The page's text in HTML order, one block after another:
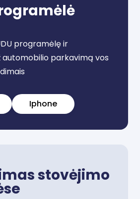
programėlę ir
automobilio parkavimą vos
Iphone
stovėjimo